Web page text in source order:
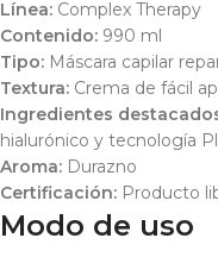
Línea: Complex Therapy
Contenido: 990 ml
Tipo: Máscara capilar
Textura: Crema de fácil
Ingredientes
hialurónico y tecnología
Aroma: Durazno
Certificación: Producto
Modo de uso